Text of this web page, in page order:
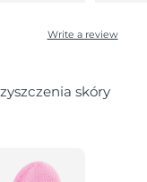
Write a review
skóry